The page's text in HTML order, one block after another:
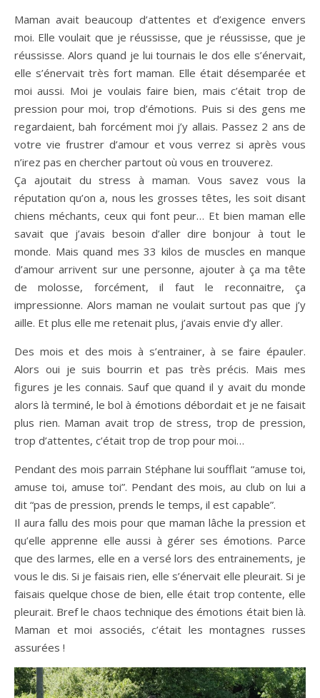
Maman avait beaucoup d’attentes et d’exigence envers
moi. Elle voulait que je réussisse, que je réussisse, que je
réussisse. Alors quand je lui tournais le dos elle s’énervait,
elle s’énervait très fort maman. Elle était désemparée et
moi aussi. Moi je voulais faire bien, mais c’était trop de
pression pour moi, trop d’émotions. Puis si des gens me
regardaient, bah forcément moi j’y allais. Passez 2 ans de
votre vie frustrer d’amour et vous verrez si après vous
n’irez pas en chercher partout où vous en trouverez.
Ça ajoutait du stress à maman. Vous savez vous la
réputation qu’on a, nous les grosses têtes, les soit disant
chiens méchants, ceux qui font peur… Et bien maman elle
savait que j’avais besoin d’aller dire bonjour à tout le
monde. Mais quand mes 33 kilos de muscles en manque
d’amour arrivent sur une personne, ajouter à ça ma tête
de molosse, forcément, il faut le reconnaitre, ça
impressionne. Alors maman ne voulait surtout pas que j’y
aille. Et plus elle me retenait plus, j’avais envie d’y aller.
Des mois et des mois à s’entrainer, à se faire épauler.
Alors oui je suis bourrin et pas très précis. Mais mes
figures je les connais. Sauf que quand il y avait du monde
alors là terminé, le bol à émotions débordait et je ne faisait
plus rien. Maman avait trop de stress, trop de pression,
trop d’attentes, c’était trop de trop pour moi…
Pendant des mois parrain Stéphane lui soufflait “amuse toi,
amuse toi, amuse toi”. Pendant des mois, au club on lui a
dit “pas de pression, prends le temps, il est capable”.
Il aura fallu des mois pour que maman lâche la pression et
qu’elle apprenne elle aussi à gérer ses émotions. Parce
que des larmes, elle en a versé lors des entrainements, je
vous le dis. Si je faisais rien, elle s’énervait elle pleurait. Si je
faisais quelque chose de bien, elle était trop contente, elle
pleurait. Bref le chaos technique des émotions était bien là.
Maman et moi associés, c’était les montagnes russes
assurées !